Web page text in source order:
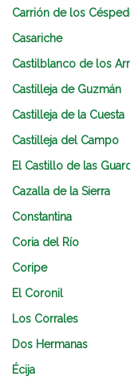
Carrión de los
Casariche
Castilblanco de los
Castilleja de Guzmán
Castilleja de la Cuesta
Castilleja del Campo
El Castillo de las
Cazalla de la Sierra
Constantina
Coria del Río
Coripe
El Coronil
Los Corrales
Dos Hermanas
Écija